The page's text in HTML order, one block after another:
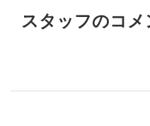
スタッフのコメ